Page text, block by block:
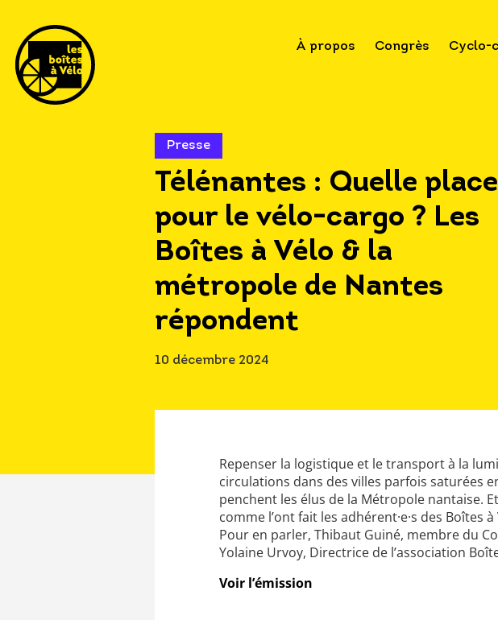
À propos Congrès Cyclo-
Presse
Télénantes : Quelle place
pour le vélo-cargo ? Les
Boîtes à Vélo & la
métropole de Nantes
répondent
10 décembre 2024
Repenser la logistique et le transport à la
circulations dans des villes parfois saturées
penchent les élus de la Métropole nantaise.
comme l’ont fait les adhérent·e·s des Boîtes
Pour en parler, Thibaut Guiné, membre du
Yolaine Urvoy, Directrice de l’association
Voir l’émission